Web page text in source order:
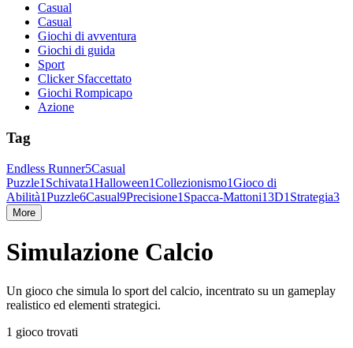
Casual
Casual
Giochi di avventura
Giochi di guida
Sport
Clicker Sfaccettato
Giochi Rompicapo
Azione
Tag
Endless Runner5Casual
Puzzle1 Schivata1Halloween1Collezionismo1Gioco di
Abilità1Puzzle6Casual9Precisione1 Spacca-Mattoni13D1 Strategia3
More
Simulazione Calcio
Un gioco che simula lo sport del calcio, incentrato su un gameplay
realistico ed elementi strategici.
1 gioco trovati